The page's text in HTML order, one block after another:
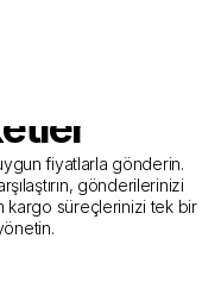
Sunan
fiyatlarla gönderin.
gönderilerinizi
kargo süreçlerinizi tek bir